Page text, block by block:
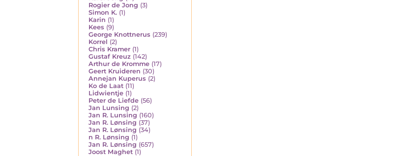
Rogier de Jong (3)
Simon K. (1)
Karin (1)
Kees (9)
George Knottnerus (239)
Korrel (2)
Chris Kramer (1)
Gustaf Kreuz (142)
Arthur de Kromme (17)
Geert Kruideren (30)
Annejan Kuperus (2)
Ko de Laat (11)
Lidwientje (1)
Peter de Liefde (56)
Jan Lunsing (2)
Jan R. Lunsing (160)
Jan R. Lønsing (37)
Jan R. Lønsing (34)
n R. Lønsing (1)
Jan R. Lønsing (657)
Joost Maghet (1)